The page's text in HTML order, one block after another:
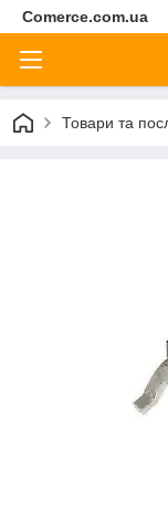
Comerce.com.ua
Товари та